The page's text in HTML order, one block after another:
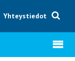
Yhteystiedot
Avaa